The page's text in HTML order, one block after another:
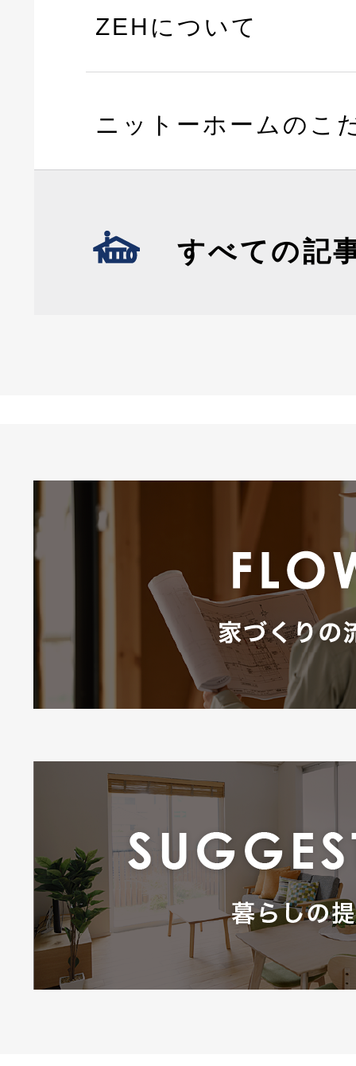
ZEHについて
ニットーホームのこ
すべての記